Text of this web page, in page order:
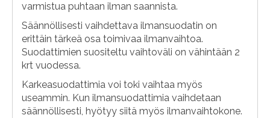
varmistua puhtaan ilman saannista.
Säännöllisesti vaihdettava ilmansuodatin on
erittäin tärkeä osa toimivaa ilmanvaihtoa.
Suodattimien suositeltu vaihtoväli on vähintään 2
krt vuodessa.
Karkeasuodattimia voi toki vaihtaa myös
useammin. Kun ilmansuodattimia vaihdetaan
säännöllisesti, hyötyy siitä myös ilmanvaihtokone.